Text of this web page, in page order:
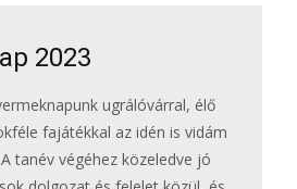
2023
ugrálóvárral, élő
fajátékkal az idén is vidám
tanév végéhez közeledve jó